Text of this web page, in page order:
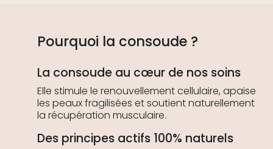
Pourquoi la consoude ?
La consoude au cœur de nos soins
Elle stimule le renouvellement cellulaire, apaise
les peaux fragilisées et soutient naturellement
la récupération musculaire.
Des principes actifs 100% naturels